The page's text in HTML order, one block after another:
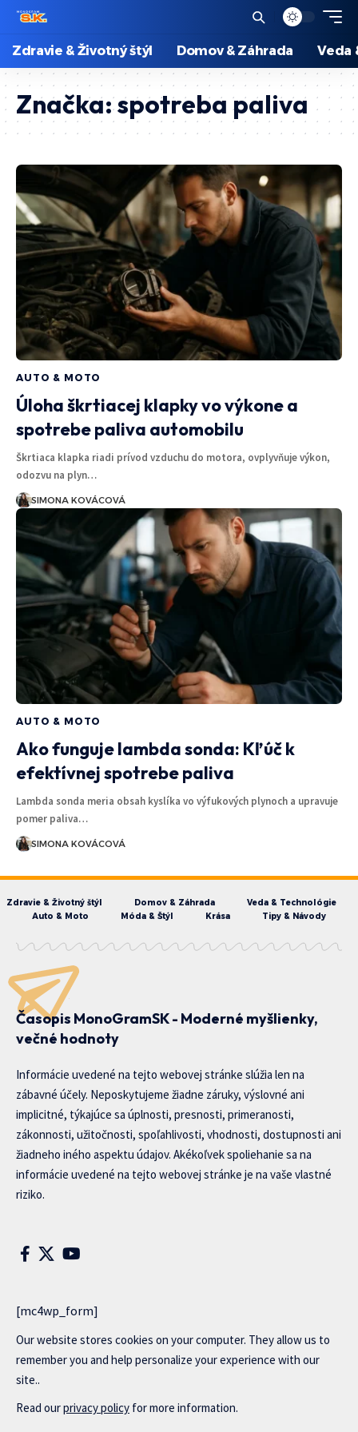
Zdravie & Životný štýl Domov & Záhrada Veda
Značka:spotreba paliva
AUTO & MOTO
Úloha škrtiacej klapky vo výkone a
spotrebe paliva automobilu
Škrtiaca klapka riadi prívod vzduchu do motora, ovplyvňuje výkon,
odozvu na plyn…
SIMONA KOVÁCOVÁ
AUTO & MOTO
Ako funguje lambda sonda: Kľúč k
efektívnej spotrebe paliva
Lambda sonda meria obsah kyslíka vo výfukových plynoch a upravuje
pomer paliva…
SIMONA KOVÁCOVÁ
Zdravie & Životný štýl Domov & Záhrada
Veda & Technológie
Auto & Moto
Móda & Štýl Krása Tipy & Návody
Časopis MonoGramSK - Moderné myšlienky,
večné hodnoty
Informácie uvedené na tejto webovej stránke slúžia len na
zábavné účely. Neposkytujeme žiadne záruky, výslovné ani
implicitné, týkajúce sa úplnosti, presnosti, primeranosti,
zákonnosti, užitočnosti, spoľahlivosti, vhodnosti, dostupnosti ani
žiadneho iného aspektu údajov. Akékoľvek spoliehanie sa na
informácie uvedené na tejto webovej stránke je na vaše vlastné
riziko.
[mc4wp_form]
Our website stores cookies on your computer. They allow us to
remember you and help personalize your experience with our
site..
Read ourprivacy policy for more information.